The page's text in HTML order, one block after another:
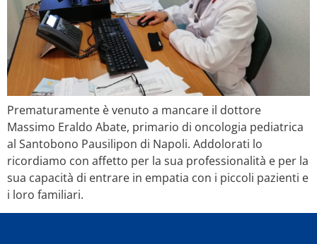
Prematuramente è venuto a mancare il dottore
Massimo Eraldo Abate, primario di oncologia pediatrica
al Santobono Pausilipon di Napoli. Addolorati lo
ricordiamo con affetto per la sua professionalità e per la
sua capacità di entrare in empatia con i piccoli pazienti e
i loro familiari.